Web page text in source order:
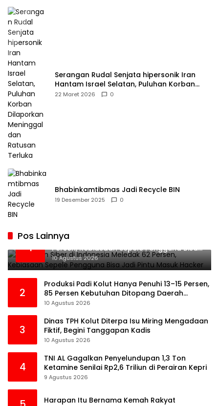
Serangan Rudal Senjata hipersonik Iran
Hantam Israel Selatan, Puluhan Korban
Dilaporkan Meninggal dan Ratusan Terluka
22 Maret 2026 0
Bhabinkamtibmas Jadi Recycle BIN
19 Desember 2025 0
Pos Lainnya
1
Serangan Siber di Indonesia Meledak 62
Persen, Kebiasaan Sepele Pengguna Bisa
Jadi Pintu Masuk Hacker
10 Agustus 2026
2
Produksi Padi Kolut Hanya Penuhi 13–15 Persen,
85 Persen Kebutuhan Ditopang Daerah
Tetangga
10 Agustus 2026
3
Dinas TPH Kolut Diterpa Isu Miring Mengadaan
Fiktif, Begini Tanggapan Kadis
10 Agustus 2026
4
TNI AL Gagalkan Penyelundupan 1,3 Ton
Ketamine Senilai Rp2,6 Triliun di Perairan Kepri
9 Agustus 2026
Harapan Itu Bernama Kemah Rakyat